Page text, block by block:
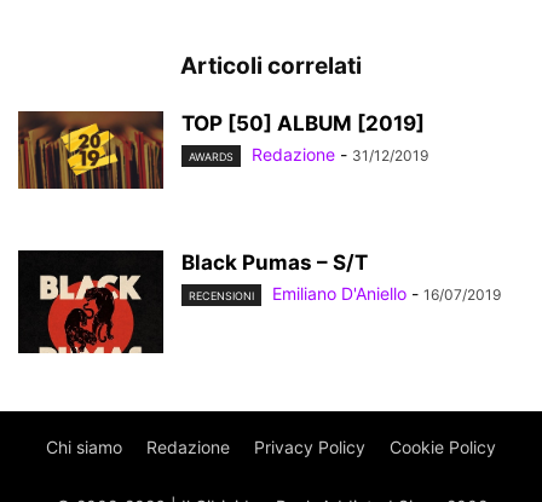
Articoli correlati
TOP [50] ALBUM [2019]
AWARDS Redazione - 31/12/2019
Black Pumas – S/T
RECENSIONI Emiliano D'Aniello - 16/07/2019
Chi siamo Redazione Privacy Policy Cookie Policy